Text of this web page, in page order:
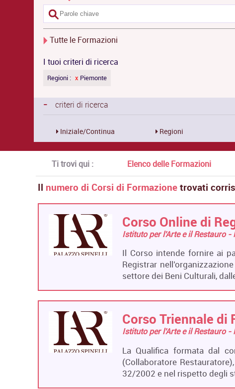
Tutte le Formazioni
I tuoi criteri di ricerca
Regioni : x Piemonte
- criteri di ricerca
Iniziale/Continua Regioni
Ti trovi qui : Elenco delle Formazioni
Il numero di Corsi di Formazionetrovati
Corso Online di
Istituto per l'Arte e il Restauro -
Il Corso intende fornire ai
Registrar
settore dei Beni Culturali,
Corso Triennale di
Istituto per l'Arte e il Restauro -
La Qualifica formata dal
(Collaboratore
32/2002 e nel rispetto degli